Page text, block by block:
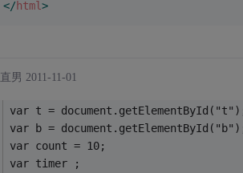
</html >
男 2011-11-01
var t =
var b =
var count = 10;
var timer ;